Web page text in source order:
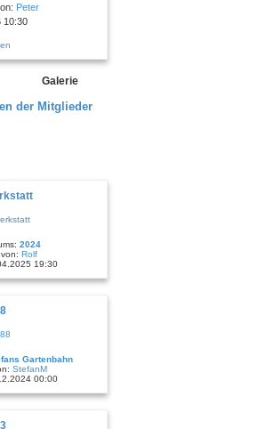
Peter
10:30
Galerie
der Mitglieder
2024
Rolf
19:30
Gartenbahn
StefanM
00:00